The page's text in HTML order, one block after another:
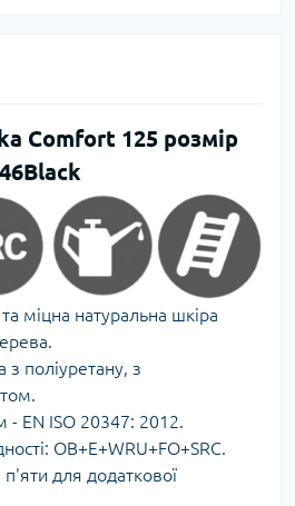
Comfort 125 розмір
міцна натуральна шкіра
поліуретану, з
- EN ISO 20347: 2012.
OB+E+WRU+FO+SRC.
для додаткової